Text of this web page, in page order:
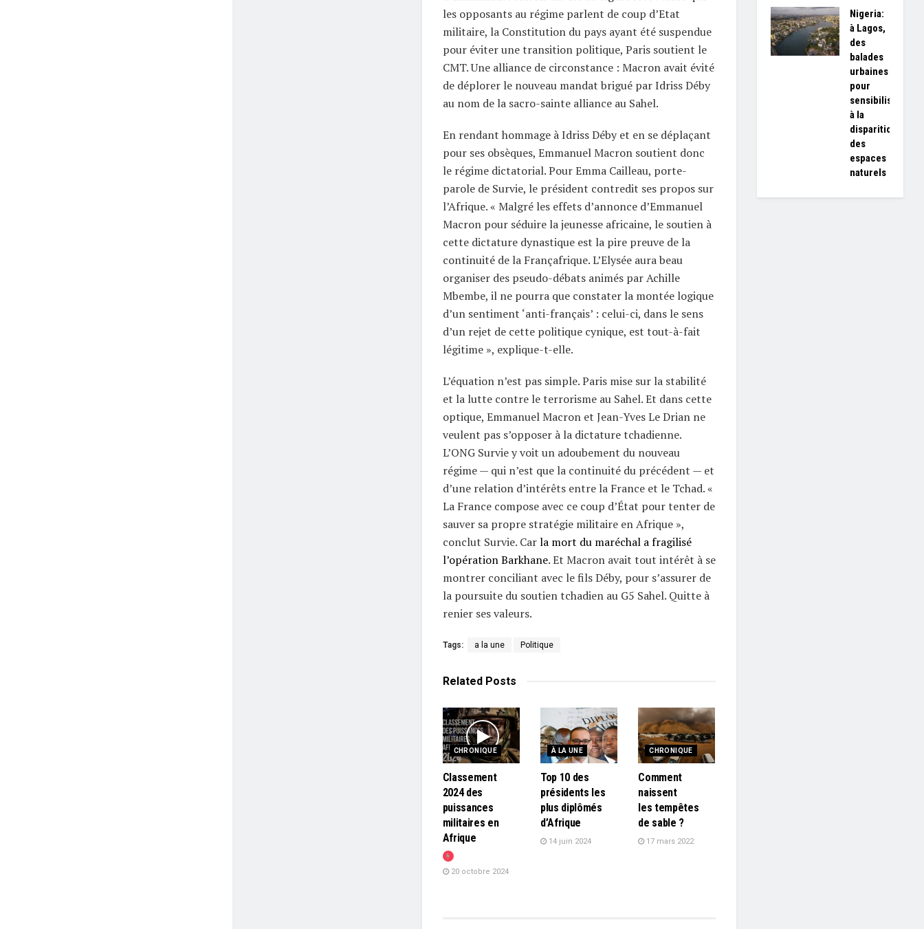
les opposants au régime parlent de coup d’Etat
militaire, la Constitution du pays ayant été suspendue
pour éviter une transition politique, Paris soutient le
CMT. Une alliance de circonstance : Macron avait évité
de déplorer le nouveau mandat brigué par Idriss Déby
au nom de la sacro-sainte alliance au Sahel.
En rendant hommage à Idriss Déby et en se déplaçant
pour ses obsèques, Emmanuel Macron soutient donc
le régime dictatorial. Pour Emma Cailleau, porte-
parole de Survie, le président contredit ses propos sur
l’Afrique. « Malgré les effets d’annonce d’Emmanuel
Macron pour séduire la jeunesse africaine, le soutien à
cette dictature dynastique est la pire preuve de la
continuité de la Françafrique. L’Elysée aura beau
organiser des pseudo-débats animés par Achille
Mbembe, il ne pourra que constater la montée logique
d’un sentiment ‘anti-français’ : celui-ci, dans le sens
d’un rejet de cette politique cynique, est tout-à-fait
légitime », explique-t-elle.
L’équation n’est pas simple. Paris mise sur la stabilité
et la lutte contre le terrorisme au Sahel. Et dans cette
optique, Emmanuel Macron et Jean-Yves Le Drian ne
veulent pas s’opposer à la dictature tchadienne.
L’ONG Survie y voit un adoubement du nouveau
régime — qui n’est que la continuité du précédent — et
d’une relation d’intérêts entre la France et le Tchad. «
La France compose avec ce coup d’État pour tenter de
sauver sa propre stratégie militaire en Afrique »,
conclut Survie. Carla mort du maréchal a fragilisé
l’opération Barkhane. Et Macron avait tout intérêt à se
montrer conciliant avec le fils Déby, pour s’assurer de
la poursuite du soutien tchadien au G5 Sahel. Quitte à
renier ses valeurs.
Tags: a la une Politique
Related Posts
CHRONIQUE
Classement
2024 des
puissances
militaires en
Afrique
20 octobre 2024
À LA UNE
Top 10 des
présidents les
plus diplômés
d’Afrique
14 juin 2024
CHRONIQUE
Comment
naissent
les tempêtes
de sable ?
17 mars 2022
Nigeria:
à Lagos,
des
balades
urbaines
pour
sensibiliser
à la
disparition
des
espaces
naturels